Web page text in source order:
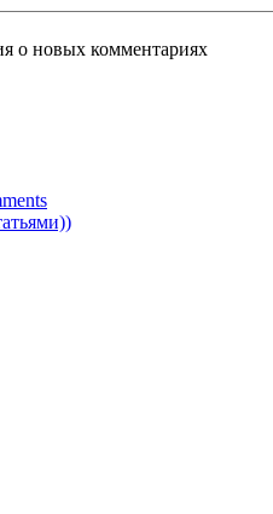
о новых комментариях